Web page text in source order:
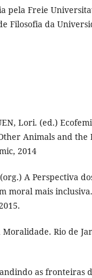
pela Freie
Filosofia da
Lori. (ed.)
Animals and the
2014
A Perspectiva
moral mais
a Moralidade. Rio de
as fronteiras